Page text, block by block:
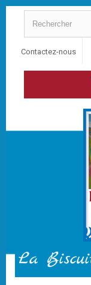
Contactez-nous